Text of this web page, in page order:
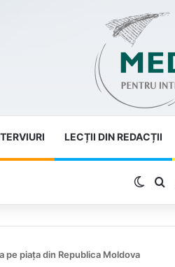
LECȚII DIN REDACȚII
pe piața din Republica Moldova